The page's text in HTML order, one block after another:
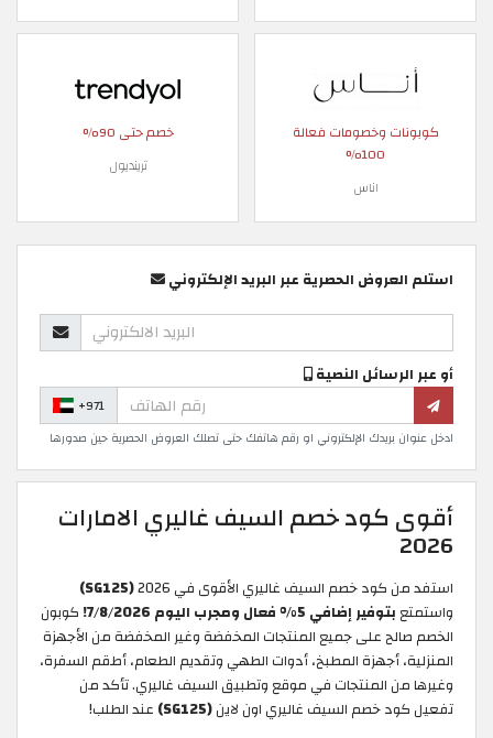
كوبونات وخصومات فعالة
100%
اناس
خصم حتى 90%
ترينديول
استلم العروض الحصرية عبر البريد الإلكتروني
أو عبر الرسائل النصية
+971
ادخل عنوان بريدك الإلكتروني او رقم هاتفك حتى تصلك العروض الحصرية حين صدورها
أقوى كود خصم السيف غاليري الامارات
2026
استفد من كود خصم السيف غاليري الأقوى في 2026
(SG125)
واستمتع بتوفير إضافي 5% فعال ومجرب اليوم 7/8/2026!
كوبون
الخصم صالح على جميع المنتجات المخفضة وغير المخفضة من الأجهزة
المنزلية، أجهزة المطبخ، أدوات الطهي وتقديم الطعام، أطقم السفرة،
وغيرها من المنتجات في موقع وتطبيق السيف غاليري. تأكد من
تفعيل كود خصم السيف غاليري اون لاين(SG125) عند الطلب!